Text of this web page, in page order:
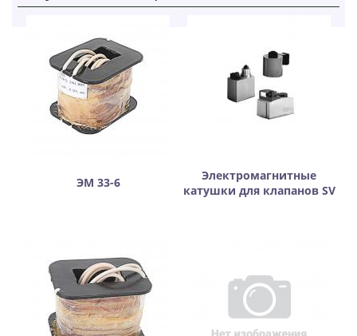
ЭМ 33-6
Электромагнитные
катушки для клапанов SV